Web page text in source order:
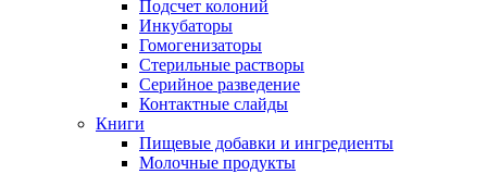
Подсчет колоний
Инкубаторы
Гомогенизаторы
Стерильные растворы
Серийное разведение
Контактные слайды
Книги
Пищевые добавки и ингредиенты
Молочные продукты